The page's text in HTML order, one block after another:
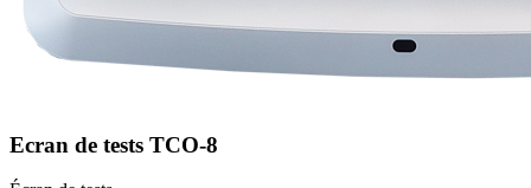
Ecran de tests TCO-8